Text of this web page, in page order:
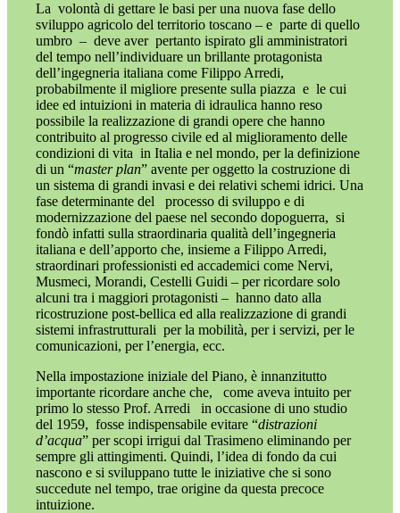
La volontà di gettare le basi per una nuova fase dello
sviluppo agricolo del territorio toscano – e parte di quello
umbro – deve aver pertanto ispirato gli amministratori
del tempo nell’individuare un brillante protagonista
dell’ingegneria italiana come Filippo Arredi,
probabilmente il migliore presente sulla piazza e le cui
idee ed intuizioni in materia di idraulica hanno reso
possibile la realizzazione di grandi opere che hanno
contribuito al progresso civile ed al miglioramento delle
condizioni di vita in Italia e nel mondo, per la definizione
di un “master plan” avente per oggetto la costruzione di
un sistema di grandi invasi e dei relativi schemi idrici. Una
fase determinante del
processo di sviluppo e di
modernizzazione del paese nel secondo dopoguerra, si
fondò infatti sulla straordinaria qualità dell’ingegneria
italiana e dell’apporto che, insieme a Filippo Arredi,
straordinari professionisti ed accademici come Nervi,
Musmeci, Morandi, Cestelli Guidi – per ricordare solo
alcuni tra i maggiori protagonisti – hanno dato alla
ricostruzione post-bellica ed alla realizzazione di grandi
sistemi infrastrutturali per la mobilità, per i servizi, per le
comunicazioni, per l’energia, ecc.
Nella impostazione iniziale del Piano, è innanzitutto
importante ricordare anche che,
come aveva intuito per
primo lo stesso Prof. Arredi
in occasione di uno studio
del 1959, fosse indispensabile evitare “distrazioni
d’acqua” per scopi irrigui dal Trasimeno eliminando per
sempre gli attingimenti. Quindi, l’idea di fondo da cui
nascono e si sviluppano tutte le iniziative che si sono
succedute nel tempo, trae origine da questa precoce
intuizione.